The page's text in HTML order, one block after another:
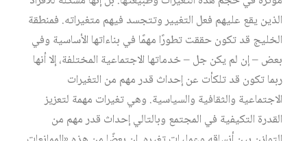
الذين يقع عليهم فعل التغيير وتتجسد فيهم متغيراته. فمنطقة
الخليج قد تكون حققت تطورًا مهمًا في بناءاتها الأساسية وفي
بعض – إن لم يكن جل – خدماتها الاجتماعية المختلفة، إلا أنها
ربما تكون قد تلكأت عن إحداث قدر مهم من التغيرات
الاجتماعية والثقافية والسياسية. وهي تغيرات مهمة لتعزيز
القدرة التكيفية في المجتمع وبالتالي إحداث قدر مهم من